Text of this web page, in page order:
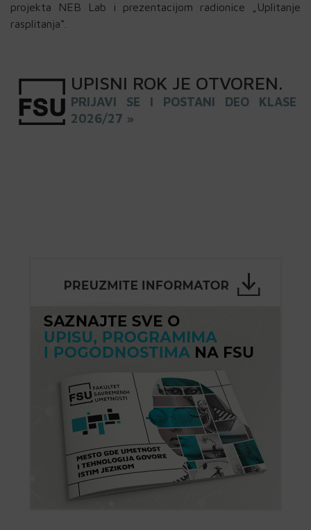
projekta NEB Lab i prezentacijom radionice „Uplitanje
rasplitanja“.
UPISNI ROK JE OTVOREN.
PRIJAVI SE I POSTANI DEO KLASE
2026/27 »